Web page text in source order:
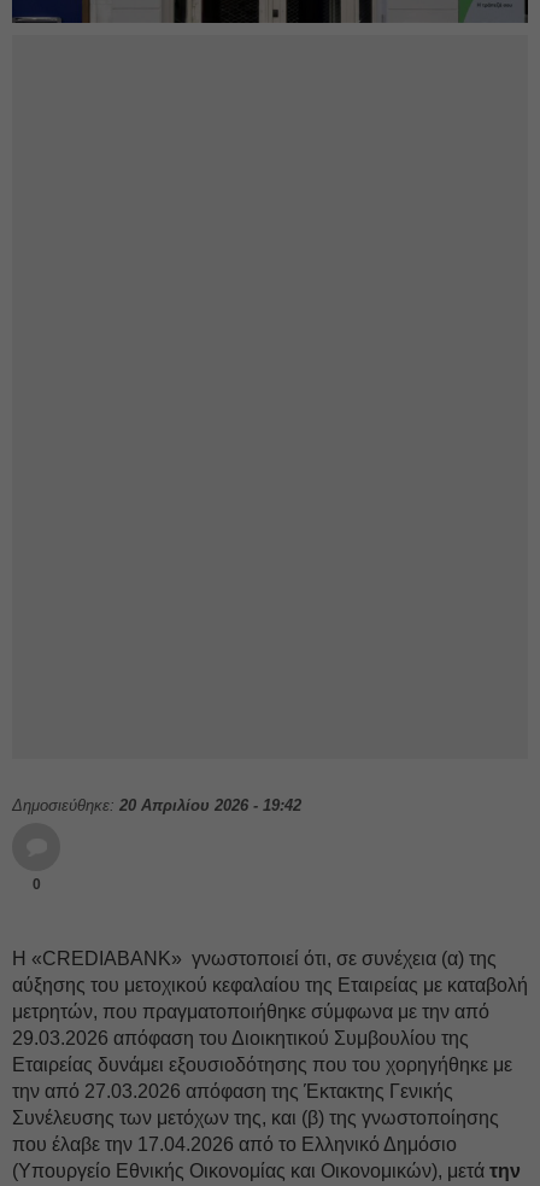
Δημοσιεύθηκε: 20 Απριλίου 2026 - 19:42
0
Η «CREDIABANK» γνωστοποιεί ότι, σε συνέχεια (α) της
αύξησης του μετοχικού κεφαλαίου της Εταιρείας με καταβολή
μετρητών, που πραγματοποιήθηκε σύμφωνα με την από
29.03.2026 απόφαση του Διοικητικού Συμβουλίου της
Εταιρείας δυνάμει εξουσιοδότησης που του χορηγήθηκε με
την από 27.03.2026 απόφαση της Έκτακτης Γενικής
Συνέλευσης των μετόχων της, και (β) της γνωστοποίησης
που έλαβε την 17.04.2026 από το Ελληνικό Δημόσιο
(Υπουργείο Εθνικής Οικονομίας και Οικονομικών), μετά την